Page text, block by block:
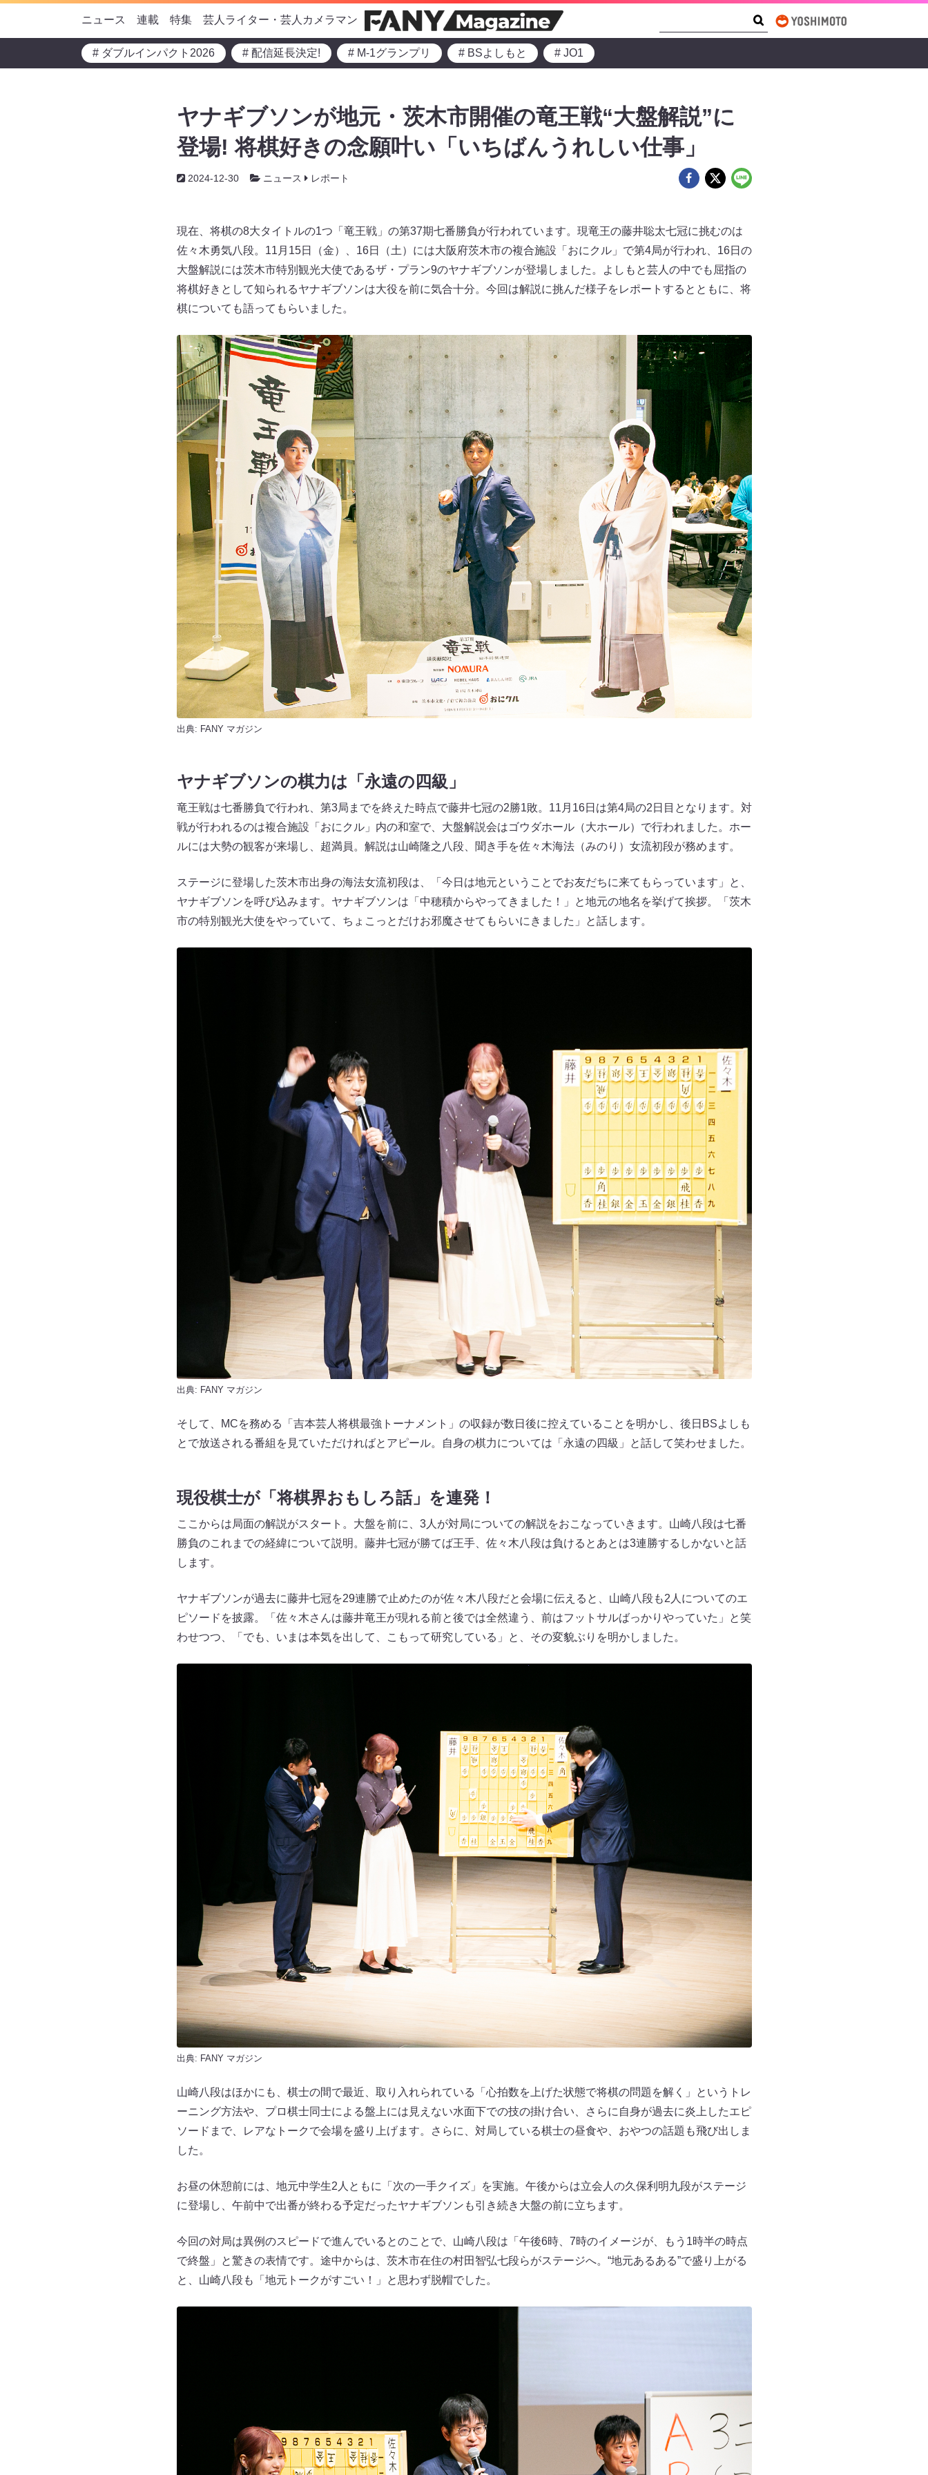
ニュース 連載 特集 芸人ライター・芸人カメラマン
# ダブルインパクト2026 # 配信延長決定! # M-1グランプリ # BSよしもと # JO1
ヤナギブソンが地元・茨木市開催の竜王戦“大盤解説”に
登場! 将棋好きの念願叶い「いちばんうれしい仕事」
2024-12-30 ニュース レポート
現在、将棋の8大タイトルの1つ「竜王戦」の第37期七番勝負が行われています。現竜王の藤井聡太七冠に挑むのは
佐々木勇気八段。11月15日（金）、16日（土）には大阪府茨木市の複合施設「おにクル」で第4局が行われ、16日の
大盤解説には茨木市特別観光大使であるザ・プラン9のヤナギブソンが登場しました。よしもと芸人の中でも屈指の
将棋好きとして知られるヤナギブソンは大役を前に気合十分。今回は解説に挑んだ様子をレポートするとともに、将
棋についても語ってもらいました。
出典: FANY マガジン
ヤナギブソンの棋力は「永遠の四級」
竜王戦は七番勝負で行われ、第3局までを終えた時点で藤井七冠の2勝1敗。11月16日は第4局の2日目となります。対
戦が行われるのは複合施設「おにクル」内の和室で、大盤解説会はゴウダホール（大ホール）で行われました。ホー
ルには大勢の観客が来場し、超満員。解説は山崎隆之八段、聞き手を佐々木海法（みのり）女流初段が務めます。
ステージに登場した茨木市出身の海法女流初段は、「今日は地元ということでお友だちに来てもらっています」と、
ヤナギブソンを呼び込みます。ヤナギブソンは「中穂積からやってきました！」と地元の地名を挙げて挨拶。「茨木
市の特別観光大使をやっていて、ちょこっとだけお邪魔させてもらいにきました」と話します。
出典: FANY マガジン
そして、MCを務める「吉本芸人将棋最強トーナメント」の収録が数日後に控えていることを明かし、後日BSよしも
とで放送される番組を見ていただければとアピール。自身の棋力については「永遠の四級」と話して笑わせました。
現役棋士が「将棋界おもしろ話」を連発！
ここからは局面の解説がスタート。大盤を前に、3人が対局についての解説をおこなっていきます。山崎八段は七番
勝負のこれまでの経緯について説明。藤井七冠が勝てば王手、佐々木八段は負けるとあとは3連勝するしかないと話
します。
ヤナギブソンが過去に藤井七冠を29連勝で止めたのが佐々木八段だと会場に伝えると、山崎八段も2人についてのエ
ピソードを披露。「佐々木さんは藤井竜王が現れる前と後では全然違う、前はフットサルばっかりやっていた」と笑
わせつつ、「でも、いまは本気を出して、こもって研究している」と、その変貌ぶりを明かしました。
出典: FANY マガジン
山崎八段はほかにも、棋士の間で最近、取り入れられている「心拍数を上げた状態で将棋の問題を解く」というトレ
ーニング方法や、プロ棋士同士による盤上には見えない水面下での技の掛け合い、さらに自身が過去に炎上したエピ
ソードまで、レアなトークで会場を盛り上げます。さらに、対局している棋士の昼食や、おやつの話題も飛び出しま
した。
お昼の休憩前には、地元中学生2人ともに「次の一手クイズ」を実施。午後からは立会人の久保利明九段がステージ
に登場し、午前中で出番が終わる予定だったヤナギブソンも引き続き大盤の前に立ちます。
今回の対局は異例のスピードで進んでいるとのことで、山崎八段は「午後6時、7時のイメージが、もう1時半の時点
で終盤」と驚きの表情です。途中からは、茨木市在住の村田智弘七段らがステージへ。“地元あるある”で盛り上がる
と、山崎八段も「地元トークがすごい！」と思わず脱帽でした。